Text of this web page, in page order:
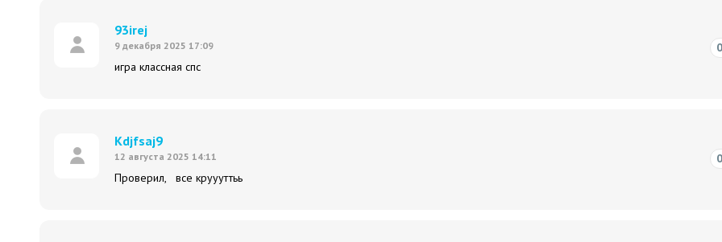
93irej
9 декабря 2025 17:09
игра классная спс
Kdjfsaj9
12 августа 2025 14:11
Проверил, все круууттьь